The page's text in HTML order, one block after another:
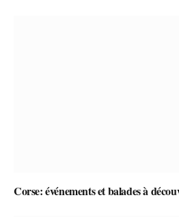
Corse: événements et balades à